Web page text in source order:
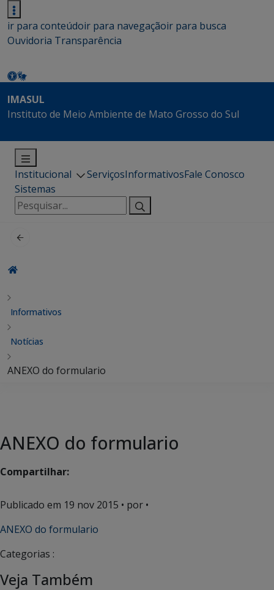
ir para conteúdoir para navegaçãoir para busca
Ouvidoria Transparência
IMASUL
Instituto de Meio Ambiente de Mato Grosso do Sul
Institucional ServiçosInformativosFale Conosco
Sistemas
Pesquisar
por:
Informativos
Notícias
ANEXO do formulario
ANEXO do formulario
Compartilhar:
Publicado em 19 nov 2015 • por •
ANEXO do formulario
Categorias :
Veja Também